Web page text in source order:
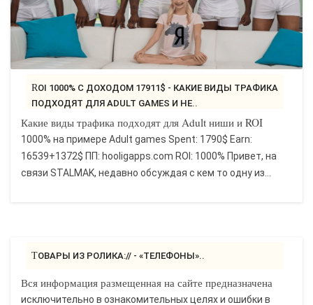
ROI 1000% С ДОХОДОМ 17911$ - КАКИЕ ВИДЫ ТРАФИКА
ПОДХОДЯТ ДЛЯ ADULT GAMES И НЕ..
Какие виды трафика подходят для Adult ниши и ROI
1000% на примере Adult games Spent: 1790$ Earn:
16539+1372$ ПП: hooligapps.com ROI: 1000% Привет, на
связи STALMAK, недавно обсуждая с кем то одну из...
ТОВАРЫ ИЗ РОЛИКА:// - «ТЕЛЕФОНЫ»..
Вся информация размещенная на сайте предназначена
исключительно в ознакомительных целях и ошибки в